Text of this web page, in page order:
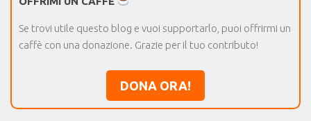
Se trovi utile questo blog e vuoi supportarlo, puoi offrirmi un
caffè con una donazione. Grazie per il tuo contributo!
DONA ORA!